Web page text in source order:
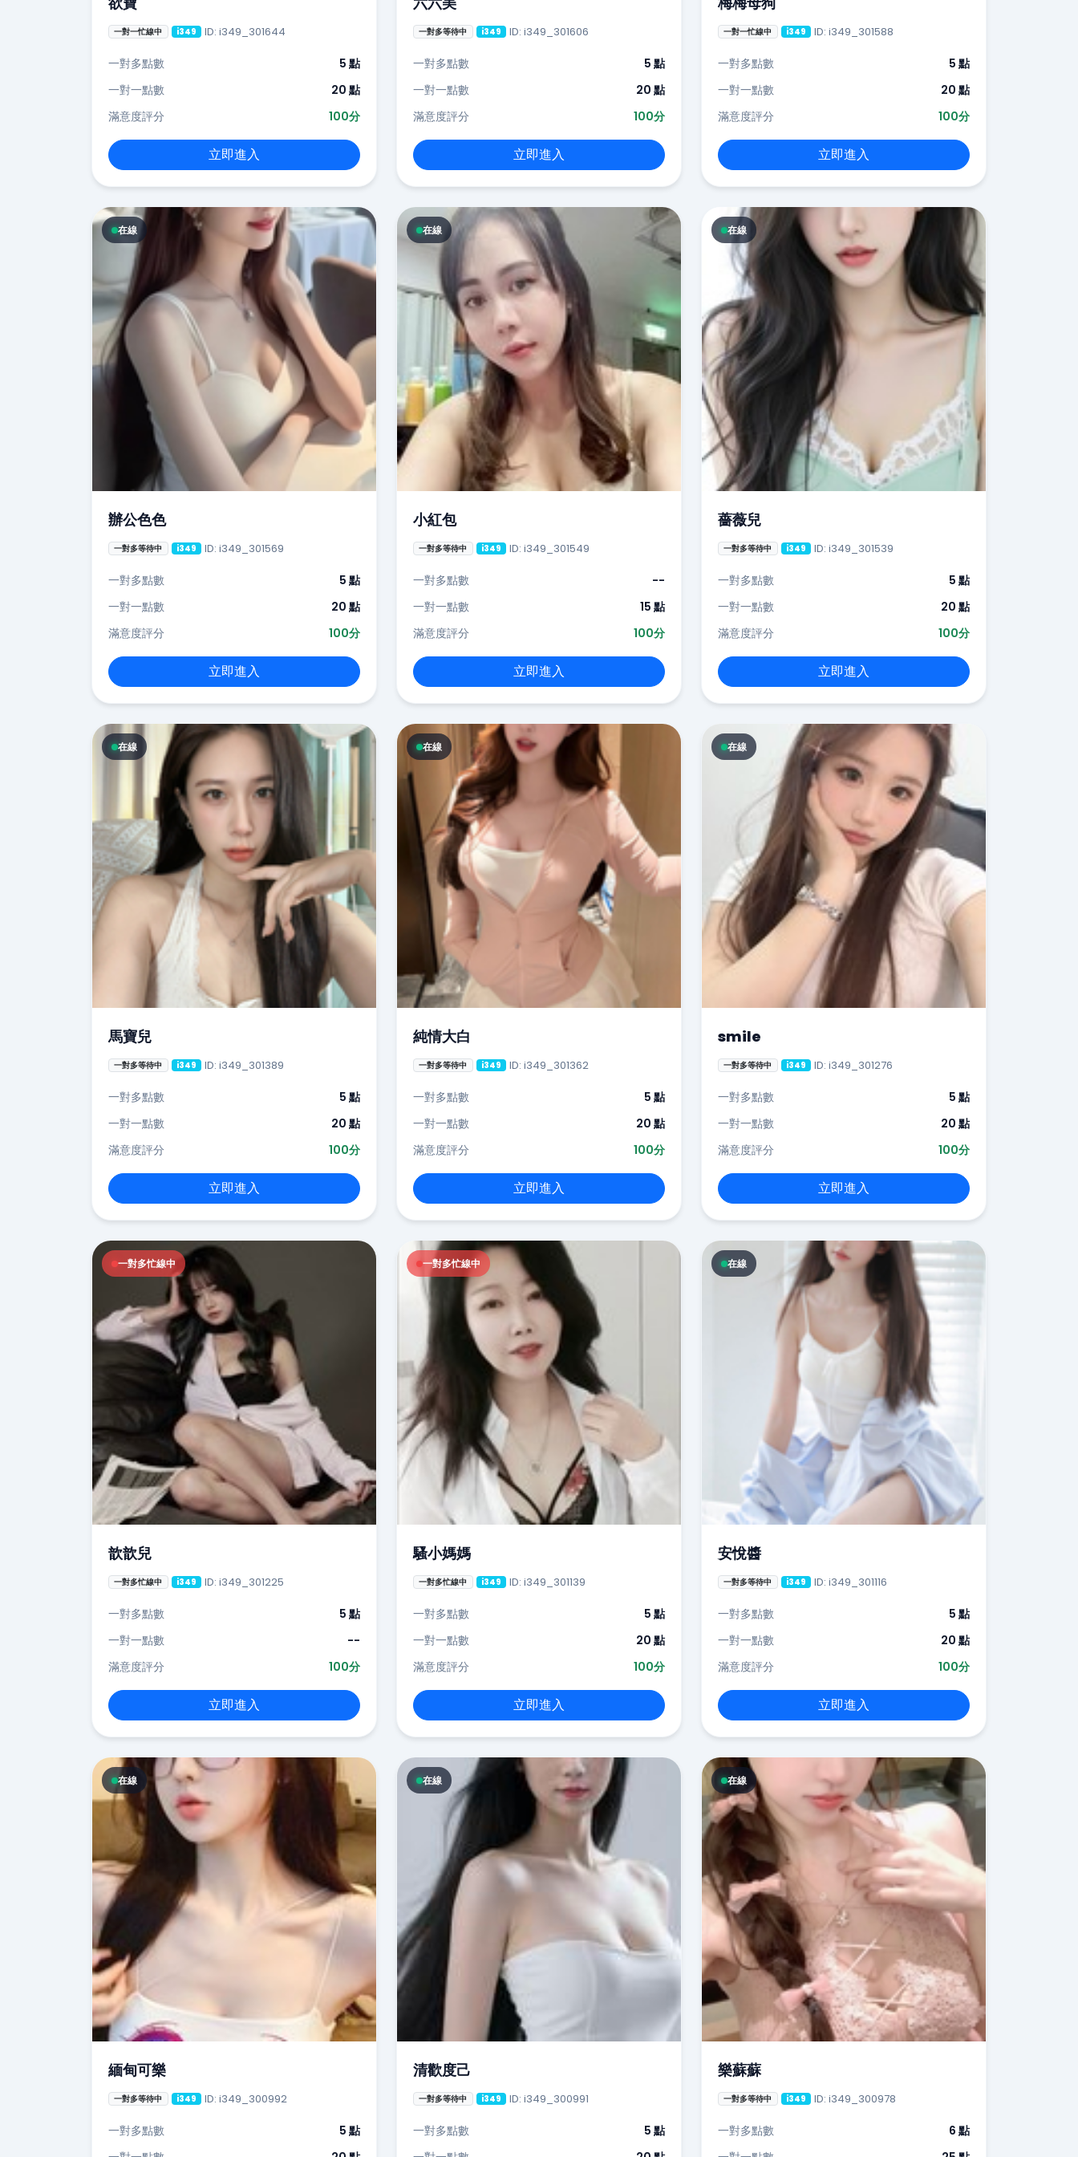
一對一忙線中 i349 ID: i349_301644
一對多點數
5 點
一對一點數
20 點
滿意度評分
100分
立即進入
一對多等待中 i349 ID: i349_301606
一對多點數
5 點
一對一點數
20 點
滿意度評分
100分
立即進入
一對一忙線中 i349 ID: i349_301588
一對多點數
5 點
一對一點數
20 點
滿意度評分
100分
立即進入
在線
辦公色色
一對多等待中 i349 ID: i349_301569
一對多點數
5 點
一對一點數
20 點
滿意度評分
100分
立即進入
在線
小紅包
一對多等待中 i349 ID: i349_301549
一對多點數
--
一對一點數
15 點
滿意度評分
100分
立即進入
在線
薔薇兒
一對多等待中 i349 ID: i349_301539
一對多點數
5 點
一對一點數
20 點
滿意度評分
100分
立即進入
在線
馬寶兒
一對多等待中 i349 ID: i349_301389
一對多點數
5 點
一對一點數
20 點
滿意度評分
100分
立即進入
在線
純情大白
一對多等待中 i349 ID: i349_301362
一對多點數
5 點
一對一點數
20 點
滿意度評分
100分
立即進入
在線
smile
一對多等待中 i349 ID: i349_301276
一對多點數
5 點
一對一點數
20 點
滿意度評分
100分
立即進入
一對多忙線中
歆歆兒
一對多忙線中 i349 ID: i349_301225
一對多點數
5 點
一對一點數
--
滿意度評分
100分
立即進入
一對多忙線中
騷小媽媽
一對多忙線中 i349 ID: i349_301139
一對多點數
5 點
一對一點數
20 點
滿意度評分
100分
立即進入
在線
安悅醬
一對多等待中 i349 ID: i349_301116
一對多點數
5 點
一對一點數
20 點
滿意度評分
100分
立即進入
在線
緬甸可樂
一對多等待中 i349 ID: i349_300992
一對多點數
5 點
在線
清歡度己
一對多等待中 i349 ID: i349_300991
一對多點數
5 點
在線
樂蘇蘇
一對多等待中 i349 ID: i349_300978
一對多點數
6 點